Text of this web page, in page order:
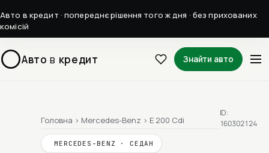
Авто в кредит · попереднє рішення того ж дня · без прихованих
комісій
Авто в кредит Знайти авто
Головна › Mercedes-Benz › E 200 Cdi
MERCEDES-BENZ · СЕДАН
ID:
160302124